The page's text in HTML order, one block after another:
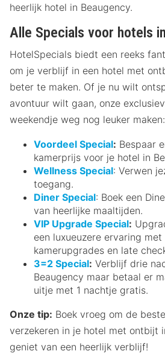
heerlijk hotel in Beaugency.
Alle Specials voor hotels
HotelSpecials biedt een reeks
om je verblijf in een hotel met
beter te maken. Of je nu wilt
avontuur wilt gaan, onze
weekendje weg nog leuker maken:
Voordeel Special: Bespaar
kamerprijs voor je hotel in
Wellness Special: Verwen
toegang.
Diner Special: Boek een
van heerlijke maaltijden.
VIP Upgrade Special:
een luxueuzere ervaring
kamerupgrades en late
3=2 Special: Verblijf drie
Beaugency maar betaal er
uitje met 1 nachtje gratis.
Onze tip: Boek vroeg om de
verzekeren in je hotel met ontbijt
geniet van een heerlijk verblijf!